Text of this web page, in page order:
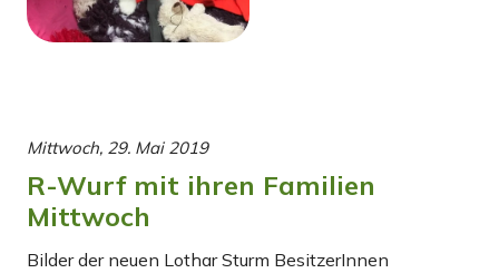
Mittwoch, 29. Mai 2019
R-Wurf mit ihren Familien
Mittwoch
Bilder der neuen Lothar Sturm BesitzerInnen